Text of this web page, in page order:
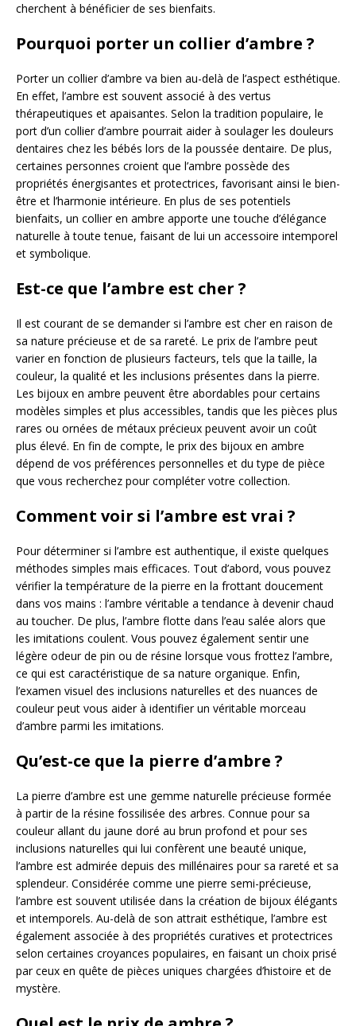
cherchent à bénéficier de ses bienfaits.
Pourquoi porter un collier d’ambre ?
Porter un collier d’ambre va bien au-delà de l’aspect esthétique.
En effet, l’ambre est souvent associé à des vertus
thérapeutiques et apaisantes. Selon la tradition populaire, le
port d’un collier d’ambre pourrait aider à soulager les douleurs
dentaires chez les bébés lors de la poussée dentaire. De plus,
certaines personnes croient que l’ambre possède des
propriétés énergisantes et protectrices, favorisant ainsi le bien-
être et l’harmonie intérieure. En plus de ses potentiels
bienfaits, un collier en ambre apporte une touche d’élégance
naturelle à toute tenue, faisant de lui un accessoire intemporel
et symbolique.
Est-ce que l’ambre est cher ?
Il est courant de se demander si l’ambre est cher en raison de
sa nature précieuse et de sa rareté. Le prix de l’ambre peut
varier en fonction de plusieurs facteurs, tels que la taille, la
couleur, la qualité et les inclusions présentes dans la pierre.
Les bijoux en ambre peuvent être abordables pour certains
modèles simples et plus accessibles, tandis que les pièces plus
rares ou ornées de métaux précieux peuvent avoir un coût
plus élevé. En fin de compte, le prix des bijoux en ambre
dépend de vos préférences personnelles et du type de pièce
que vous recherchez pour compléter votre collection.
Comment voir si l’ambre est vrai ?
Pour déterminer si l’ambre est authentique, il existe quelques
méthodes simples mais efficaces. Tout d’abord, vous pouvez
vérifier la température de la pierre en la frottant doucement
dans vos mains : l’ambre véritable a tendance à devenir chaud
au toucher. De plus, l’ambre flotte dans l’eau salée alors que
les imitations coulent. Vous pouvez également sentir une
légère odeur de pin ou de résine lorsque vous frottez l’ambre,
ce qui est caractéristique de sa nature organique. Enfin,
l’examen visuel des inclusions naturelles et des nuances de
couleur peut vous aider à identifier un véritable morceau
d’ambre parmi les imitations.
Qu’est-ce que la pierre d’ambre ?
La pierre d’ambre est une gemme naturelle précieuse formée
à partir de la résine fossilisée des arbres. Connue pour sa
couleur allant du jaune doré au brun profond et pour ses
inclusions naturelles qui lui confèrent une beauté unique,
l’ambre est admirée depuis des millénaires pour sa rareté et sa
splendeur. Considérée comme une pierre semi-précieuse,
l’ambre est souvent utilisée dans la création de bijoux élégants
et intemporels. Au-delà de son attrait esthétique, l’ambre est
également associée à des propriétés curatives et protectrices
selon certaines croyances populaires, en faisant un choix prisé
par ceux en quête de pièces uniques chargées d’histoire et de
mystère.